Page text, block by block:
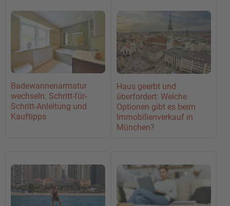
Badewannenarmatur
wechseln: Schritt-für-
Schritt-Anleitung und
Kauftipps
Haus geerbt und
überfordert: Welche
Optionen gibt es beim
Immobilienverkauf in
München?